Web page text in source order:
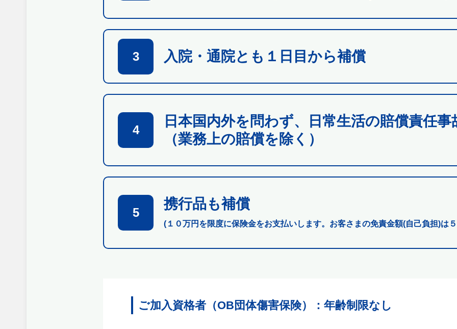
3 入院・通院とも１日目から補償
4
日本国内外を問わず、日常生活の賠償責任事
（業務上の賠償を除く）
5
携行品も補償
(１０万円を限度に保険金をお支払いします。お客さまの免責金額(自己負担)は
ご加入資格者（OB団体傷害保険） ：年齢制限なし